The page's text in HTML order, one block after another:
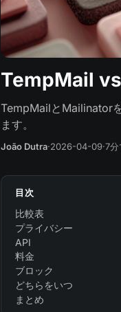
TempMail
TempMailとMailinator
ます。
João Dutra·2026-04-09·7分
目次
比較表
プライバシー
API
料金
ブロック
どちらをいつ
まとめ